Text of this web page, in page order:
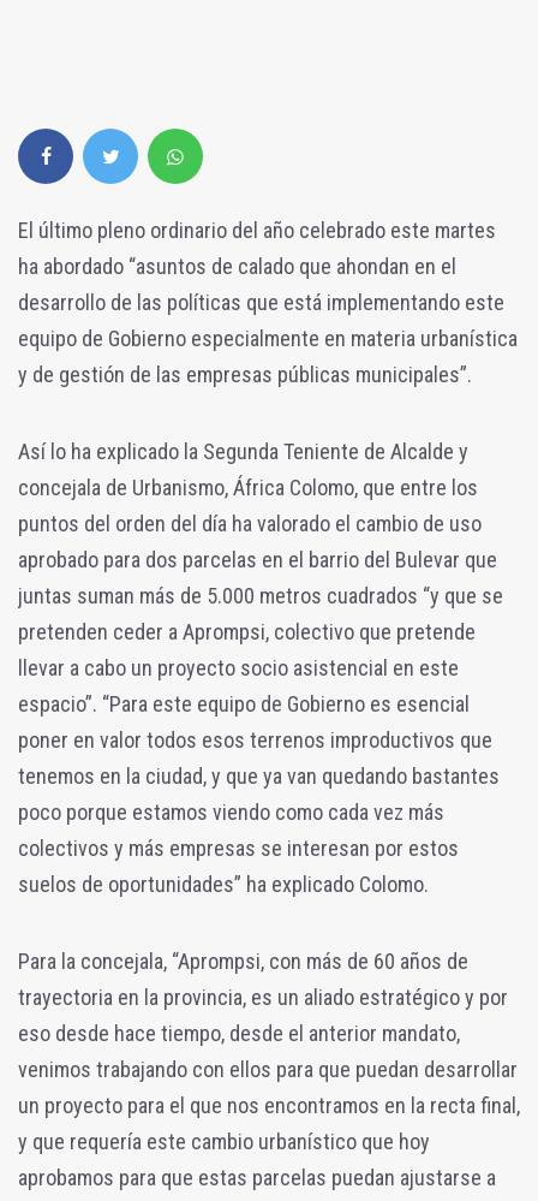
El último pleno ordinario del año celebrado este martes
ha abordado “asuntos de calado que ahondan en el
desarrollo de las políticas que está implementando este
equipo de Gobierno especialmente en materia urbanística
y de gestión de las empresas públicas municipales”.
Así lo ha explicado la Segunda Teniente de Alcalde y
concejala de Urbanismo, África Colomo, que entre los
puntos del orden del día ha valorado el cambio de uso
aprobado para dos parcelas en el barrio del Bulevar que
juntas suman más de 5.000 metros cuadrados “y que se
pretenden ceder a Aprompsi, colectivo que pretende
llevar a cabo un proyecto socio asistencial en este
espacio”. “Para este equipo de Gobierno es esencial
poner en valor todos esos terrenos improductivos que
tenemos en la ciudad, y que ya van quedando bastantes
poco porque estamos viendo como cada vez más
colectivos y más empresas se interesan por estos
suelos de oportunidades” ha explicado Colomo.
Para la concejala, “Aprompsi, con más de 60 años de
trayectoria en la provincia, es un aliado estratégico y por
eso desde hace tiempo, desde el anterior mandato,
venimos trabajando con ellos para que puedan desarrollar
un proyecto para el que nos encontramos en la recta final,
y que requería este cambio urbanístico que hoy
aprobamos para que estas parcelas puedan ajustarse a